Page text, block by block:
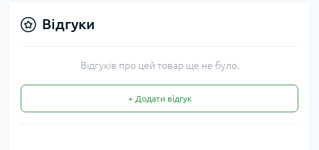
Відгуки
Відгуків про цей товар ще не було.
+ Додати відгук